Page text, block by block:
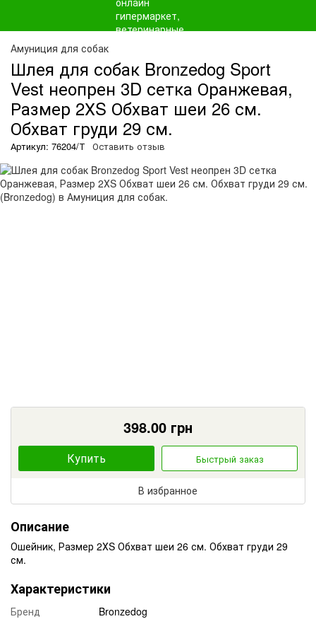
Амуниция для собак
Шлея для собак Bronzedog Sport
Vest неопрен 3D сетка Оранжевая,
Размер 2ХS Обхват шеи 26 см.
Обхват груди 29 см.
Артикул: 76204/Т Оставить отзыв
398.00 грн
Купить Быстрый заказ
В избранное
Описание
Ошейник, Размер 2ХS Обхват шеи 26 см. Обхват груди 29
см.
Характеристики
Бренд Bronzedog